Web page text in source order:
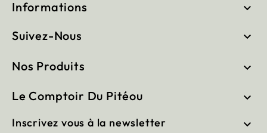
Informations 
Suivez-Nous 
Nos Produits 
Le Comptoir Du Pitéou 
Inscrivez vous à la newsletter 